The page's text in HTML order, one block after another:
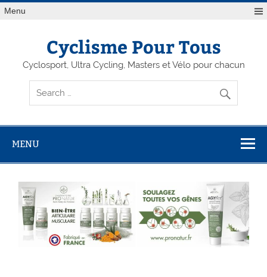
Menu
Cyclisme Pour Tous
Cyclosport, Ultra Cycling, Masters et Vélo pour chacun
MENU